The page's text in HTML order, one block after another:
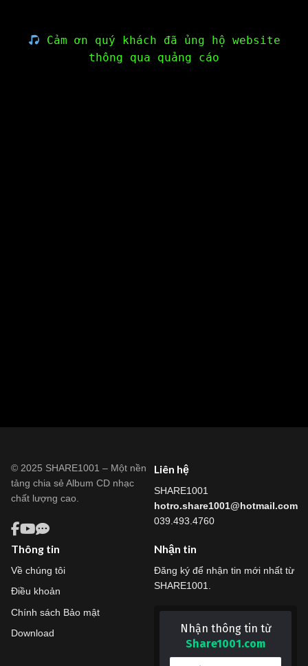
Cảm ơn quý khách đã ủng hộ website
thông qua quảng cáo
© 2025 SHARE1001 – Một nền
tảng chia sẻ Album CD nhạc
chất lượng cao.
Liên hệ
SHARE1001
hotro.share1001@hotmail.com
039.493.4760
Thông tin
Về chúng tôi
Điều khoản
Chính sách Bảo mật
Download
Nhận tin
Đăng ký để nhận tin mới nhất từ
SHARE1001.
Nhận thông tin từ
Share1001.com